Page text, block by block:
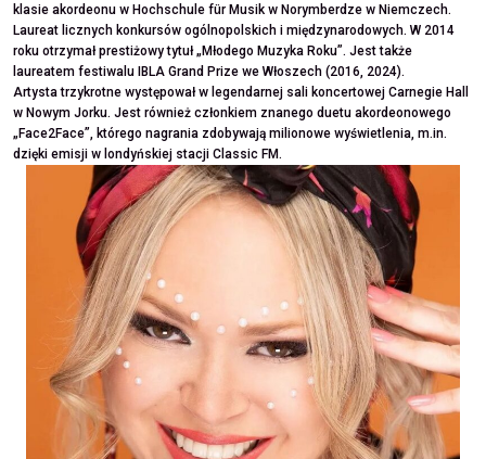
klasie akordeonu w Hochschule für Musik w Norymberdze w Niemczech.
Laureat licznych konkursów ogólnopolskich i międzynarodowych. W 2014
roku otrzymał prestiżowy tytuł „Młodego Muzyka Roku”. Jest także
laureatem festiwalu IBLA Grand Prize we Włoszech (2016, 2024).
Artysta trzykrotne występował w legendarnej sali koncertowej Carnegie Hall
w Nowym Jorku. Jest również członkiem znanego duetu akordeonowego
„Face2Face”, którego nagrania zdobywają milionowe wyświetlenia, m.in.
dzięki emisji w londyńskiej stacji Classic FM.